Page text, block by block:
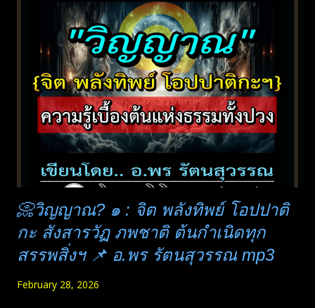
กลับตัวกลับใจได้ ทำความดีไถ่โทษ สำนึกบาป แล้วหันมาปฏิบัติ
ธรรมจริงจัง ยังพ้นนรกได้ในชาติเดียวกันนั้น อย่างเช่น พระองคุลี
มาล แต่กินเหล้าจะทำให้จิตเป็นอกุศล กิเลสต่าง ๆ จะครอบงำได้
ทันที และฝังลึก ยากจะถอน และต้องไปทุคติเพียงอย่างเดียว หากมี
บุญด้านอื่น ได้เกิดเป็นมนุษย์ ก็จะเกิดมาสมองพิการ ปัญญาอ่อน
หรือโง่ เข้าใจอะไรยาก ลองคิดดูว่า .. มันอันตรายและมีภัยเวร
📀วิญญาณ? ๑ : จิต พลังทิพย์ โอปปาติ
กะ สังสารวัฏ ภพชาติ ต้นกำเนิดทุก
สรรพสิ่งฯ 📌 อ.พร รัตนสุวรรณ mp3
February 28, 2026